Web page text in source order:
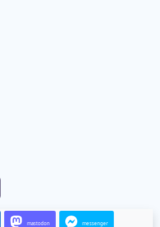
mastodon messenger